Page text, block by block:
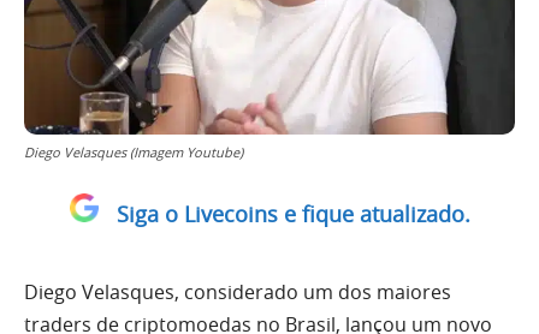
Diego Velasques (Imagem Youtube)
Siga o Livecoins e fique atualizado.
Diego Velasques, considerado um dos maiores
traders de criptomoedas no Brasil, lançou um novo